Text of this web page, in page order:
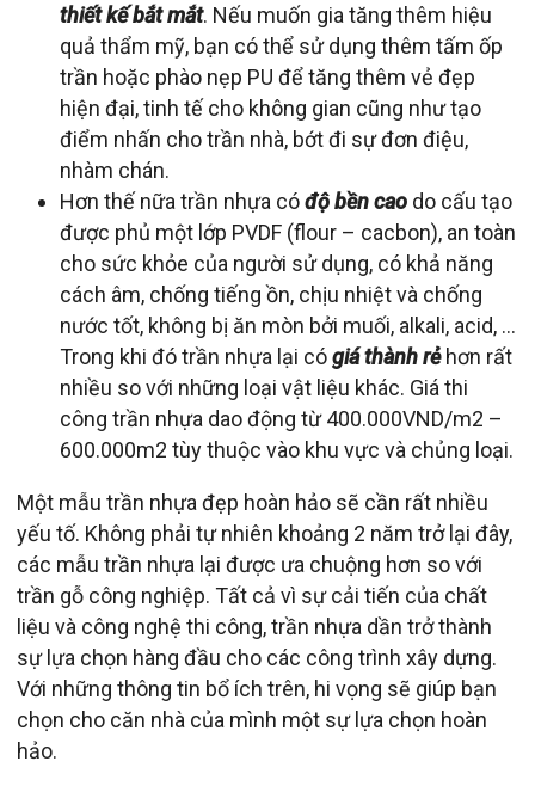
thiết kế bắt mắt. Nếu muốn gia tăng thêm hiệu
quả thẩm mỹ, bạn có thể sử dụng thêm tấm ốp
trần hoặc phào nẹp PU để tăng thêm vẻ đẹp
hiện đại, tinh tế cho không gian cũng như tạo
điểm nhấn cho trần nhà, bớt đi sự đơn điệu,
nhàm chán.
Hơn thế nữa trần nhựa cóđộ bền caodo cấu tạo
được phủ một lớp PVDF (flour – cacbon), an toàn
cho sức khỏe của người sử dụng, có khả năng
cách âm, chống tiếng ồn, chịu nhiệt và chống
nước tốt, không bị ăn mòn bởi muối, alkali, acid, …
Trong khi đó trần nhựa lại cógiá thành rẻhơn rất
nhiều so với những loại vật liệu khác. Giá thi
công trần nhựa dao động từ 400.000VND/m2 –
600.000m2 tùy thuộc vào khu vực và chủng loại.
Một mẫu trần nhựa đẹp hoàn hảo sẽ cần rất nhiều
yếu tố. Không phải tự nhiên khoảng 2 năm trở lại đây,
các mẫu trần nhựa lại được ưa chuộng hơn so với
trần gỗ công nghiệp. Tất cả vì sự cải tiến của chất
liệu và công nghệ thi công, trần nhựa dần trở thành
sự lựa chọn hàng đầu cho các công trình xây dựng.
Với những thông tin bổ ích trên, hi vọng sẽ giúp bạn
chọn cho căn nhà của mình một sự lựa chọn hoàn
hảo.